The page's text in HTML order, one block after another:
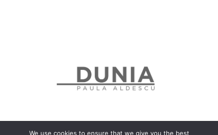
We use cookies to ensure that we give you the best